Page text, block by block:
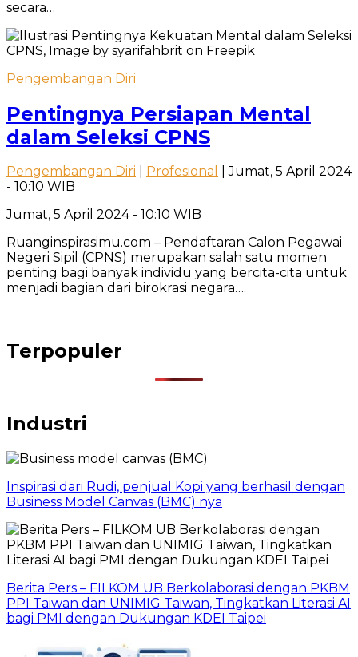
secara…
Pengembangan Diri
Pentingnya Persiapan Mental
dalam Seleksi CPNS
Pengembangan Diri Profesional
| Jumat, 5 April 2024
- 10:10 WIB
Jumat, 5 April 2024 - 10:10 WIB
Ruanginspirasimu.com – Pendaftaran Calon Pegawai
Negeri Sipil (CPNS) merupakan salah satu momen
penting bagi banyak individu yang bercita-cita untuk
menjadi bagian dari birokrasi negara….
Terpopuler
Industri
Inspirasi dari Rudi, penjual Kopi yang berhasil dengan
Business Model Canvas (BMC) nya
Berita Pers – FILKOM UB Berkolaborasi dengan PKBM
PPI Taiwan dan UNIMIG Taiwan, Tingkatkan Literasi AI
bagi PMI dengan Dukungan KDEI Taipei